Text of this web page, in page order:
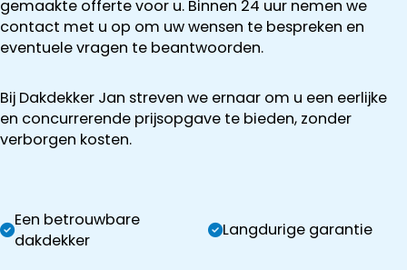
gemaakte offerte voor u. Binnen 24 uur nemen we
contact met u op om uw wensen te bespreken en
eventuele vragen te beantwoorden.
Bij Dakdekker Jan streven we ernaar om u een eerlijke
en concurrerende prijsopgave te bieden, zonder
verborgen kosten.
Een betrouwbare
dakdekker
Langdurige garantie